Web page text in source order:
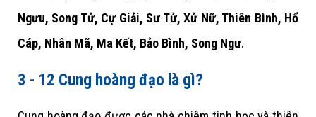
Ngưu, Song Tử, Cự Giải, Sư Tử, Xử Nữ, Thiên Bình, Hổ
Cáp, Nhân Mã, Ma Kết, Bảo Bình, Song Ngư.
3 - 12 Cung hoàng đạo là gì?